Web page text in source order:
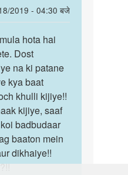
2019 - 04:30 बजे
hota hai
Dost
na ki patane
kya baat
khulli kijiye!!
kijiye, saaf
badbudaar
baaton mein
dikhaiye!!